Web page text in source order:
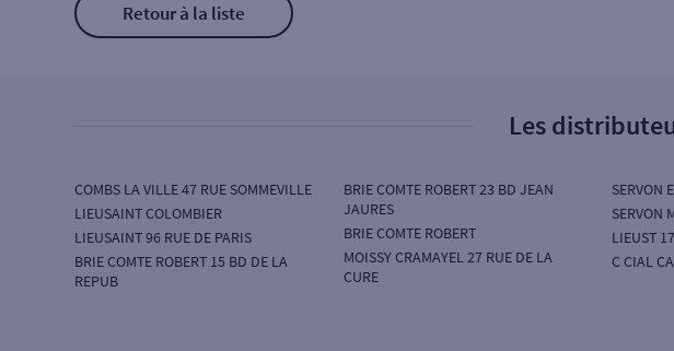
Retour à la liste
Les
COMBS LA VILLE 47 RUE SOMMEVILLE
LIEUSAINT COLOMBIER
LIEUSAINT 96 RUE DE PARIS
BRIE COMTE ROBERT 15 BD DE LA
REPUB
BRIE COMTE ROBERT 23 BD JEAN
JAURES
BRIE COMTE ROBERT
MOISSY CRAMAYEL 27 RUE DE LA
CURE
SERVON
SERVON
LIEUST
C CIAL